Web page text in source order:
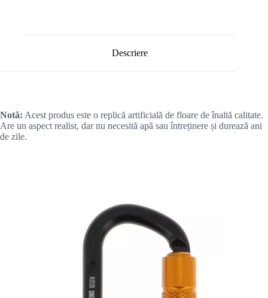
Descriere
Notă: Acest produs este o replică artificială de floare de înaltă calitate.
Are un aspect realist, dar nu necesită apă sau întreținere și durează ani
de zile.